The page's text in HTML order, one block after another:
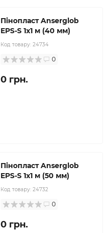
Пінопласт Anserglob
EPS-S 1x1 м (40 мм)
Код товару: 24734
0
0 грн.
Пінопласт Anserglob
EPS-S 1x1 м (50 мм)
Код товару: 24732
0
0 грн.